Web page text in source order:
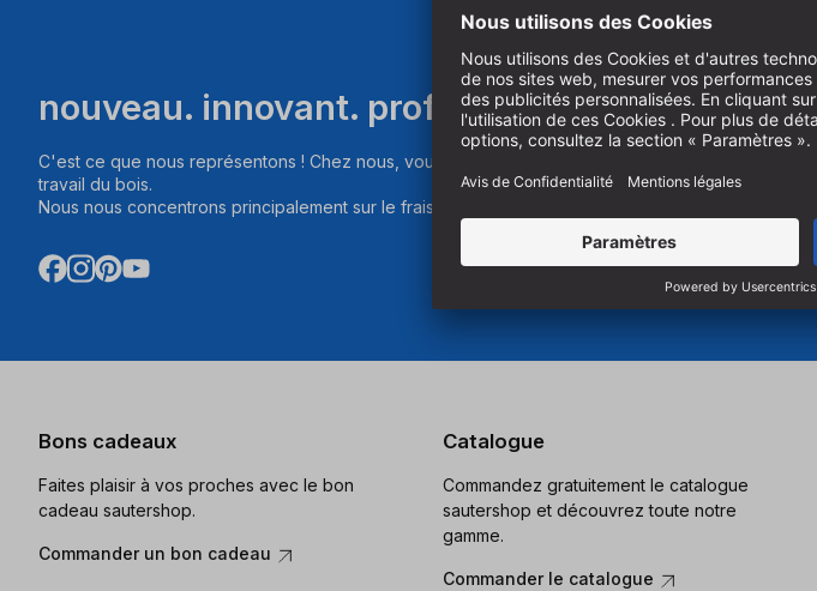
nouveau. innovant. professionnel.
C'est ce que nous représentons ! Chez nous, vous trouverez des produits innovants pour le
travail du bois.
Nous nous concentrons principalement sur le fraisage, le sciage et le perçage.
Bons cadeaux
Faites plaisir à vos proches avec le bon
cadeau sautershop.
Commander un bon cadeau
Catalogue
Commandez gratuitement le catalogue
sautershop et découvrez toute notre
gamme.
Commander le catalogue